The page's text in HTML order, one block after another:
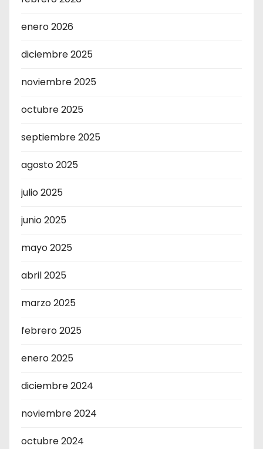
enero 2026
diciembre 2025
noviembre 2025
octubre 2025
septiembre 2025
agosto 2025
julio 2025
junio 2025
mayo 2025
abril 2025
marzo 2025
febrero 2025
enero 2025
diciembre 2024
noviembre 2024
octubre 2024